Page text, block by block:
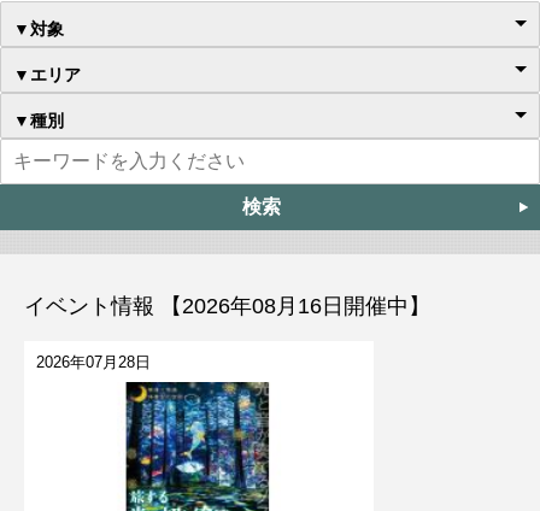
▼対象
▼エリア
▼種別
イベント情報 【2026年08月16日開催中】
2026年07月28日